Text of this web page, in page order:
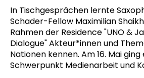
In Tischgesprächen lernte
Schader-Fellow Maximilian
Rahmen der Residence "UNO &
Dialogue" Akteur*innen und
Nationen kennen. Am 16. Mai
Schwerpunkt Medienarbeit und